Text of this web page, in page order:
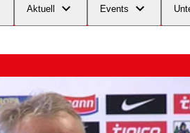
Aktuell Events